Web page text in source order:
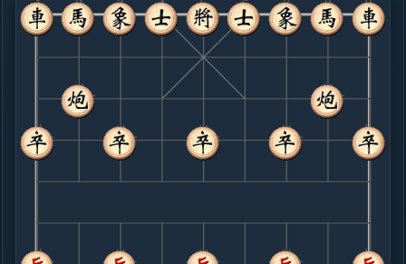
.....马８进７
红+13
4. 兵七进一
红+9
.....卒７进１
红+12
5. 马二进一
红+10
.....卒９进１
6. 炮二平三
红+3
炮二进四
.....马７进８
红+6
7. 车一进一
红+8
8. 车八进四
红+1
马七进六
.....车９进１
红+1